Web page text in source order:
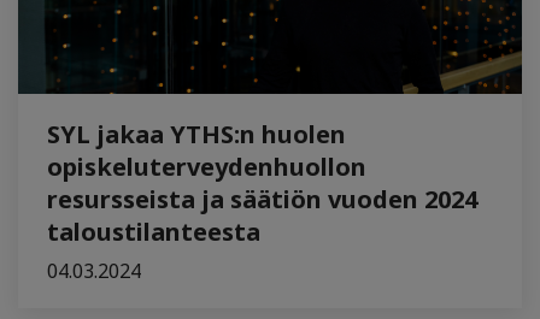
SYL jakaa YTHS:n huolen
opiskeluterveydenhuollon
resursseista ja säätiön vuoden 2024
taloustilanteesta
04.03.2024